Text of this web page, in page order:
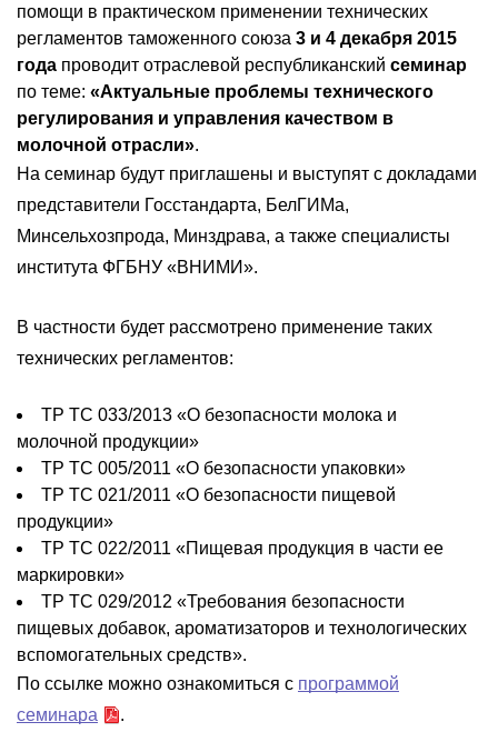
помощи в практическом применении технических
регламентов таможенного союза 3 и 4 декабря 2015
года проводит отраслевой республиканский семинар
по теме: «Актуальные проблемы технического
регулирования и управления качеством в
молочной отрасли».
На семинар будут приглашены и выступят с докладами
представители Госстандарта, БелГИМа,
Минсельхозпрода, Минздрава, а также специалисты
института ФГБНУ «ВНИМИ».
В частности будет рассмотрено применение таких
технических регламентов:
ТР ТС 033/2013 «О безопасности молока и
молочной продукции»
ТР ТС 005/2011 «О безопасности упаковки»
ТР ТС 021/2011 «О безопасности пищевой
продукции»
ТР ТС 022/2011 «Пищевая продукция в части ее
маркировки»
ТР ТС 029/2012 «Требования безопасности
пищевых добавок, ароматизаторов и технологических
вспомогательных средств».
По ссылке можно ознакомиться с программой
семинара
.